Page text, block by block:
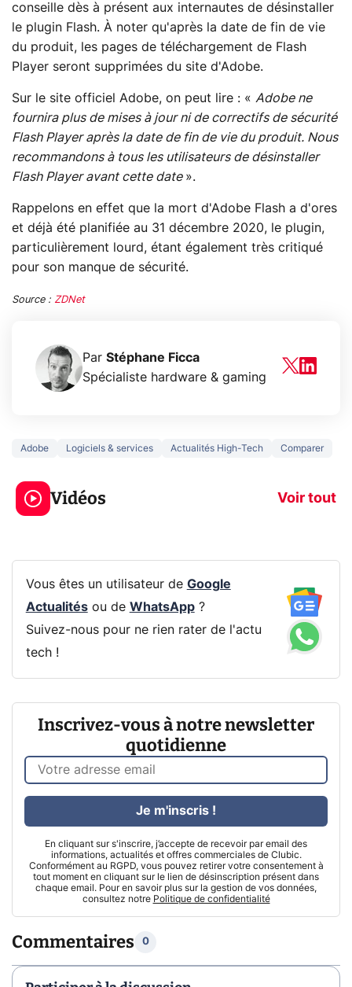
conseille dès à présent aux internautes de désinstaller
le plugin Flash. À noter qu'après la date de fin de vie
du produit, les pages de téléchargement de Flash
Player seront supprimées du site d'Adobe.
Sur le site officiel Adobe, on peut lire : « Adobe ne
fournira plus de mises à jour ni de correctifs de sécurité
Flash Player après la date de fin de vie du produit. Nous
recommandons à tous les utilisateurs de désinstaller
Flash Player avant cette date ».
Rappelons en effet que la mort d'Adobe Flash a d'ores
et déjà été planifiée au 31 décembre 2020, le plugin,
particulièrement lourd, étant également très critiqué
pour son manque de sécurité.
Source : ZDNet
Par Stéphane Ficca
Spécialiste hardware & gaming
Adobe Logiciels & services Actualités High-Tech Comparer
Vidéos Voir tout
3 écrans en 1 pour
319€ ? Voici L'AOC
CQ32G4ZA !
5 générations
prochaine
Vous êtes un utilisateur de Google
Actualitésou de WhatsApp?
Suivez-nous pour ne rien rater de l'actu
tech !
Inscrivez-vous à notre newsletter
quotidienne
En cliquant sur s'inscrire, j’accepte de recevoir par email des
informations, actualités et offres commerciales de Clubic.
Conformément au RGPD, vous pouvez retirer votre consentement à
tout moment en cliquant sur le lien de désinscription présent dans
chaque email. Pour en savoir plus sur la gestion de vos données,
consultez notre Politique de confidentialité
Je m'inscris !
Commentaires 0